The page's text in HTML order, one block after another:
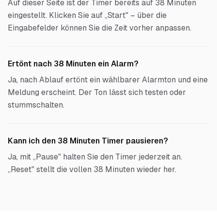
Auf dieser Seite ist der Timer bereits auf 38 Minuten
eingestellt. Klicken Sie auf „Start" – über die
Eingabefelder können Sie die Zeit vorher anpassen.
Ertönt nach 38 Minuten ein Alarm?
Ja, nach Ablauf ertönt ein wählbarer Alarmton und eine
Meldung erscheint. Der Ton lässt sich testen oder
stummschalten.
Kann ich den 38 Minuten Timer pausieren?
Ja, mit „Pause" halten Sie den Timer jederzeit an.
„Reset" stellt die vollen 38 Minuten wieder her.